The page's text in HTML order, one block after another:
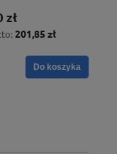
zł
201,85 zł
Do koszyka